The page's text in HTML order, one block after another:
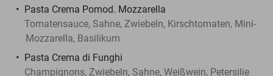
Pasta Crema Pomod. Mozzarella
Tomatensauce, Sahne, Zwiebeln, Kirschtomaten, Mini-
Mozzarella, Basilikum
Pasta Crema di Funghi
Champignons, Zwiebeln, Sahne, Weißwein, Petersilie